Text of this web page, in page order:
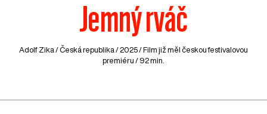
Jemný rváč
Adolf Zika /Česká republika / 2025 / Film již měl českou festivalovou
premiéru / 92 min.